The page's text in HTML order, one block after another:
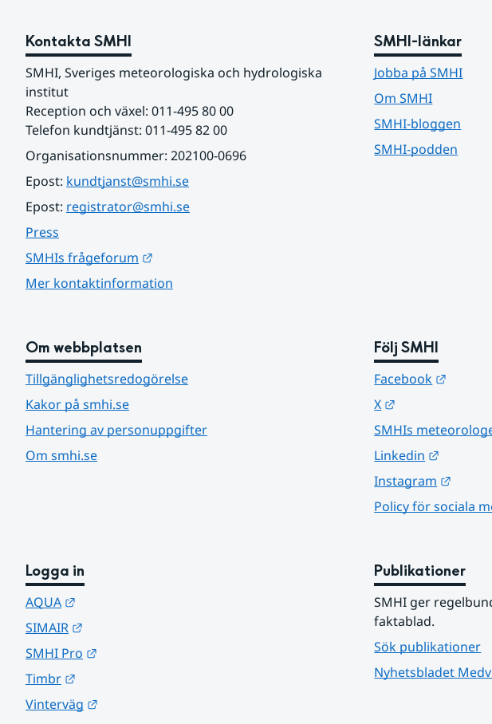
Kontakta SMHI
SMHI, Sveriges meteorologiska och hydrologiska
institut
Reception och växel: 011-495 80 00
Telefon kundtjänst: 011-495 82 00
Organisationsnummer: 202100-0696
Epost: kundtjanst@smhi.se
Epost: registrator@smhi.se
Press
SMHIs frågeforum
Mer kontaktinformation
SMHI-länkar
Jobba på SMHI
Om SMHI
SMHI-bloggen
SMHI-podden
Om webbplatsen
Tillgänglighetsredogörelse
Kakor på smhi.se
Hantering av personuppgifter
Om smhi.se
Följ SMHI
Facebook
X
SMHIs
Linkedin
Instagram
Policy för sociala
Logga in
AQUA
SIMAIR
SMHI Pro
Timbr
Vinterväg
Publikationer
SMHI ger
faktablad.
Sök publikationer
Nyhetsbladet